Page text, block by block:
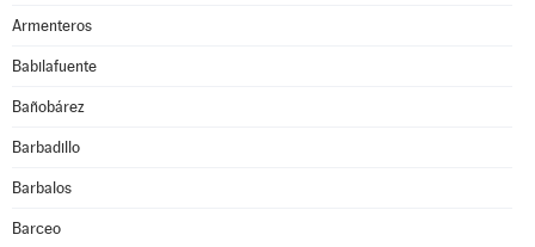
Armenteros
Babilafuente
Bañobárez
Barbadillo
Barbalos
Barceo